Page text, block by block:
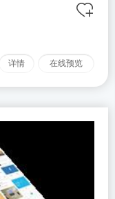
详情 在线预览